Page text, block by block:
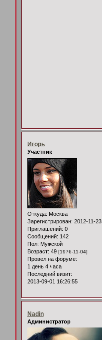
Игорь
Участник
Откуда: Москва
Зарегистрирован: 2012-11-23
Приглашений: 0
Сообщений: 142
Пол: Мужской
Возраст: 49 [1976-11-04]
Провел на форуме:
1 день 4 часа
Последний визит:
2013-09-01 16:26:55
Nadin
Администратор